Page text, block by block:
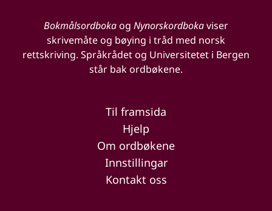
Bokmålsordbokaog Nynorskordbokaviser
skrivemåte og bøying i tråd med norsk
rettskriving. Språkrådet og Universitetet i Bergen
står bak ordbøkene.
Til framsida
Hjelp
Om ordbøkene
Innstillingar
Kontakt oss